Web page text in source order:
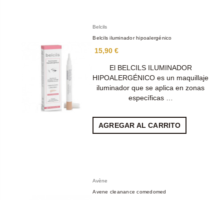
Belcils
Belcils iluminador hipoalergénico
15,90 €
El BELCILS ILUMINADOR
HIPOALERGÉNICO es un maquillaje
iluminador que se aplica en zonas
específicas …
AGREGAR AL CARRITO
Avène
Avene cleanance comedomed